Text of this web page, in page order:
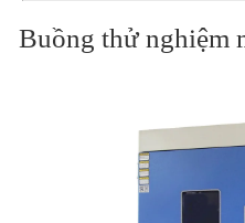
Buồng thử nghiệm